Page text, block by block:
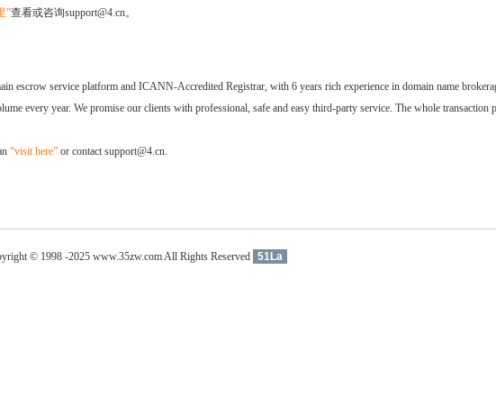
”查看或咨询support@4.cn。
escrow service platform and ICANN-Accredited Registrar, with 6 years rich experience in domain name
every year. We promise our clients with professional, safe and easy third-party service. The whole transaction
“visit here” or contact support@4.cn.
© 1998 -2025 www.35zw.com All Rights Reserved 51La